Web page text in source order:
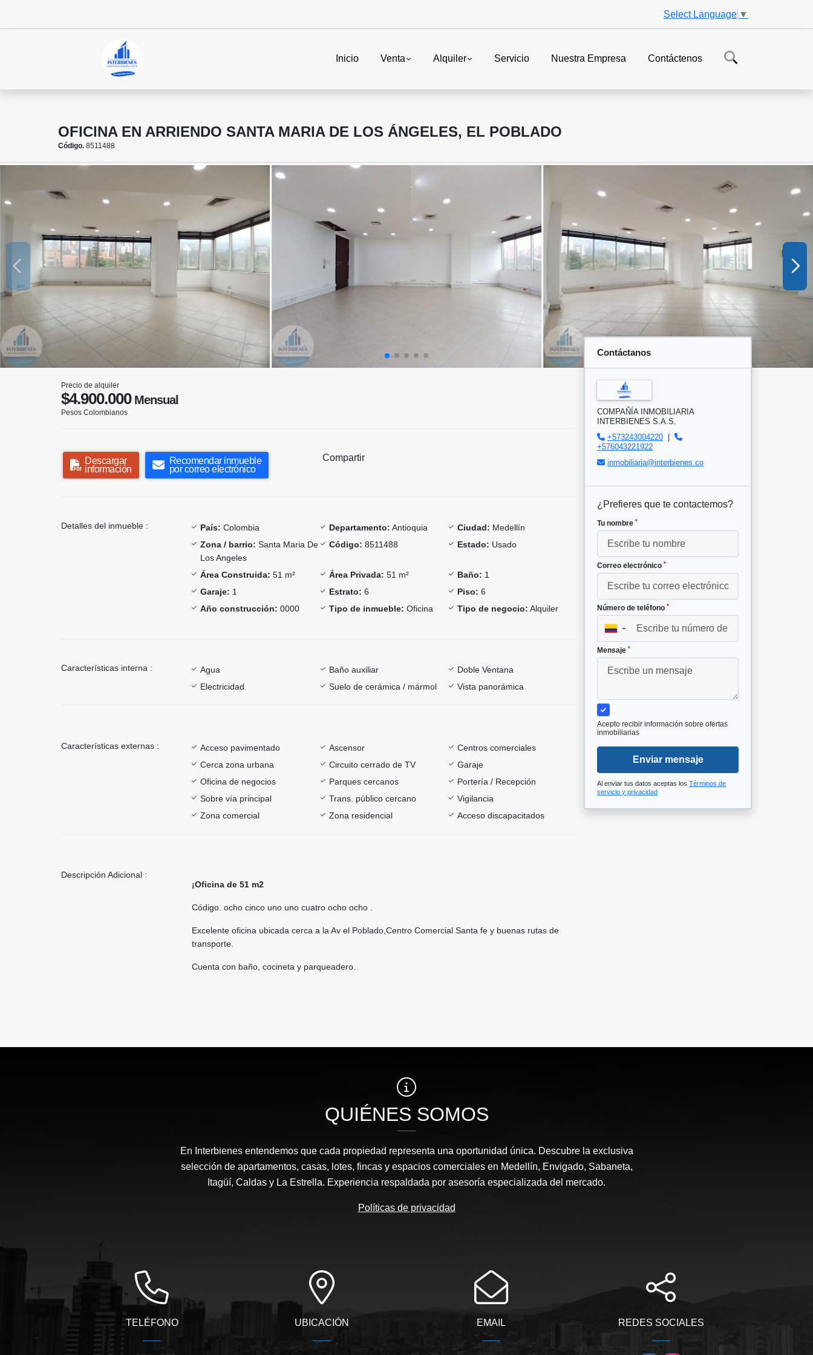
Select Language ▼
Inicio Venta Alquiler Servicio Nuestra Empresa Contáctenos
OFICINA EN ARRIENDO SANTA MARIA DE LOS ÁNGELES, EL POBLADO
Código. 8511488
Precio de alquiler
$4.900.000Mensual
Pesos Colombianos
Descargar
información
Recomendar inmueble
por correo electrónico
Compartir
Detalles del inmueble : País: Colombia Departamento: Antioquia Ciudad: Medellín
Zona / barrio: Santa Maria De
Los Angeles
Código: 8511488 Estado: Usado
Área Construida: 51 m² Área Privada: 51 m² Baño: 1
Garaje: 1 Estrato: 6 Piso: 6
Año construcción: 0000 Tipo de inmueble: Oficina Tipo de negocio: Alquiler
Características interna : Agua Baño auxiliar
Doble Ventana
Electricidad
Suelo de cerámica / mármol Vista panorámica
Características externas : Acceso pavimentado Ascensor
Centros comerciales
Cerca zona urbana
Circuito cerrado de TV
Garaje
Oficina de negocios
Parques cercanos
Portería / Recepción
Sobre vía principal
Trans. público cercano
Vigilancia
Zona comercial
Zona residencial Acceso discapacitados
Descripción Adicional :
¡Oficina de 51 m2
Código. ocho cinco uno uno cuatro ocho ocho .
Excelente oficina ubicada cerca a la Av el Poblado,Centro Comercial Santa fe y buenas rutas de
transporte.
Cuenta con baño, cocineta y parqueadero.
Contáctanos
COMPAÑÍA INMOBILIARIA
INTERBIENES S.A.S.
+573243004220
+576043221922
inmobiliaria@interbienes.co
¿Prefieres que te contactemos?
Tu nombre *
Correo electrónico *
Número de teléfono *
▼
Mensaje *
Acepto recibir información sobre ofertas
inmobiliarias
Enviar mensaje
Al enviar tus datos aceptas los Términos de
servicio y privacidad
QUIÉNES SOMOS
En Interbienes entendemos que cada propiedad representa una oportunidad única. Descubre la exclusiva
selección de apartamentos, casas, lotes, fincas y espacios comerciales en Medellín, Envigado, Sabaneta,
Itagüí, Caldas y La Estrella. Experiencia respaldada por asesoría especializada del mercado.
Políticas de privacidad
TELÉFONO UBICACIÓN EMAIL REDES SOCIALES